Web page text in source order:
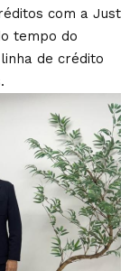
com a Just
tempo do
de crédito